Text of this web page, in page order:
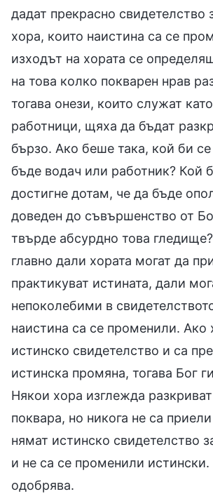
дадат прекрасно свидетелство
хора, които наистина са се
изходът на хората се
на това колко покварен нрав
тогава онези, които служат
работници, щяха да бъдат
бързо. Ако беше така, кой би
бъде водач или работник? Кой
достигне дотам, че да бъде
доведен до съвършенство от
твърде абсурдно това
главно дали хората могат да
практикуват истината, дали
непоколебими в
наистина са се променили. Ако
истинско свидетелство и са
истинска промяна, тогава Бог
Някои хора изглежда
поквара, но никога не са
нямат истинско свидетелство
и не са се променили истински.
одобрява.